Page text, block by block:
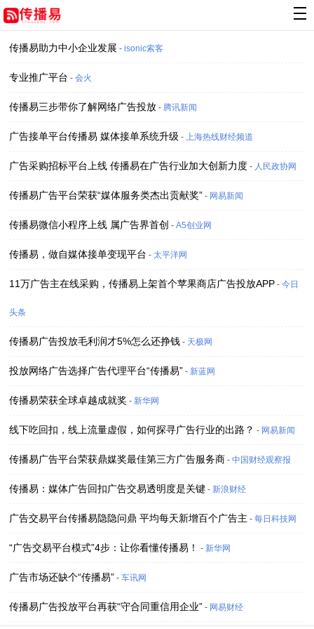
传播易助力中小企业发展 -isonic索客
专业推广平台 -会火
传播易三步带你了解网络广告投放 - 腾讯新闻
广告接单平台传播易 媒体接单系统升级 -上海热线财经频道
广告采购招标平台上线 传播易在广告行业加大创新力度 - 人民政协网
传播易广告平台荣获“媒体服务类杰出贡献奖” - 网易新闻
传播易微信小程序上线 属广告界首创 -A5创业网
传播易，做自媒体接单变现平台 -太平洋网
11万广告主在线采购，传播易上架首个苹果商店广告投放APP -今日
头条
传播易广告投放毛利润才5%怎么还挣钱 - 天极网
投放网络广告选择广告代理平台“传播易” - 新蓝网
传播易荣获全球卓越成就奖 - 新华网
线下吃回扣，线上流量虚假，如何探寻广告行业的出路？ - 网易新闻
传播易广告平台荣获鼎媒奖最佳第三方广告服务商 -中国财经观察报
传播易：媒体广告回扣广告交易透明度是关键 - 新浪财经
广告交易平台传播易隐隐问鼎 平均每天新增百个广告主 -每日科技网
“广告交易平台模式”4步：让你看懂传播易！ - 新华网
广告市场还缺个“传播易” -车讯网
传播易广告投放平台再获“守合同重信用企业” - 网易财经